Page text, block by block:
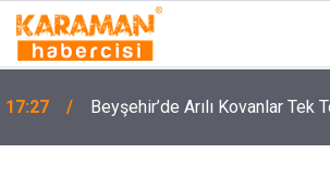
17:27 Beyşehir’de Arılı Kovanlar Tek